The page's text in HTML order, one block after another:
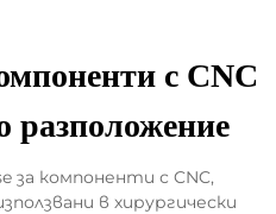
с CNC
разположение
за компоненти с CNC,
в хирургически